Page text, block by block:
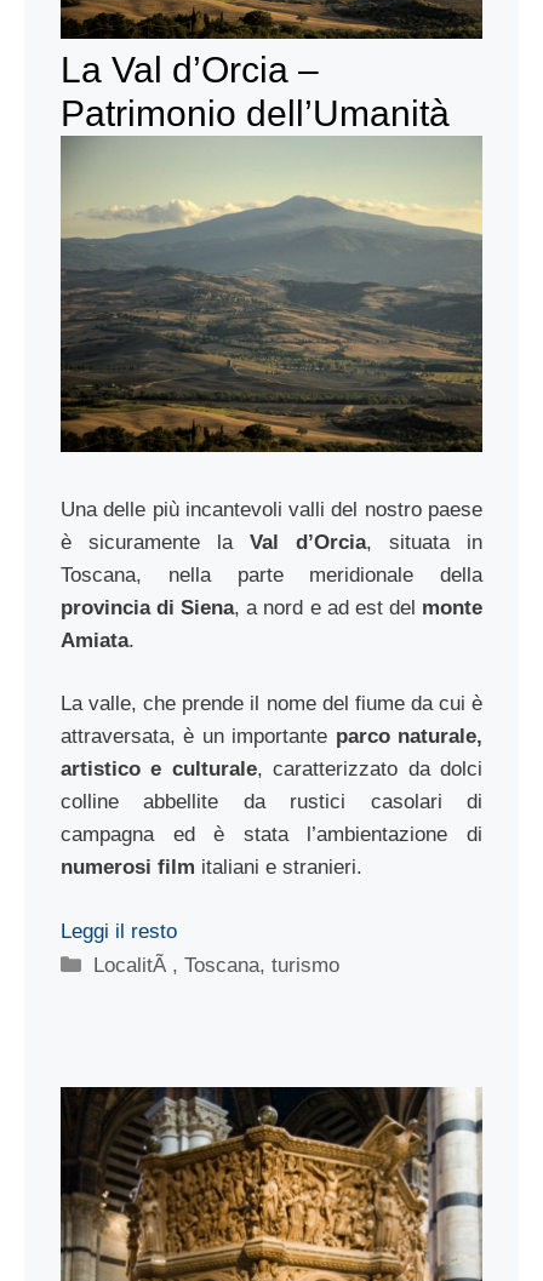
La Val d’Orcia –
Patrimonio dell’Umanità
Una delle più incantevoli valli del nostro paese
è sicuramente la Val d’Orcia, situata in
Toscana, nella parte meridionale della
provincia di Siena, a nord e ad est del monte
Amiata.
La valle, che prende il nome del fiume da cui è
attraversata, è un importante parco naturale,
artistico e culturale, caratterizzato da dolci
colline abbellite da rustici casolari di
campagna ed è stata l’ambientazione di
numerosi film italiani e stranieri.
Leggi il resto
Categorie
LocalitÃ ,Toscana,turismo